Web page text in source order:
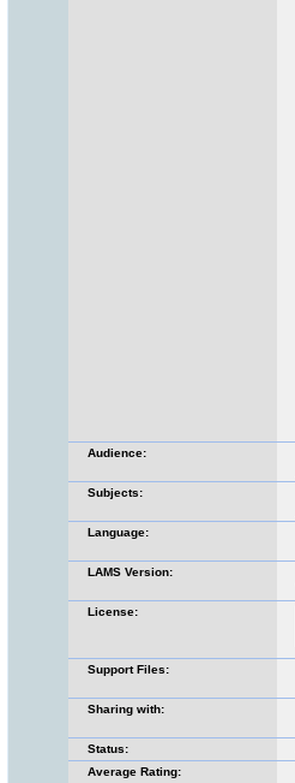
Audience:
Subjects:
Language:
LAMS Version:
License:
Support Files:
Sharing with:
Status:
Average Rating: